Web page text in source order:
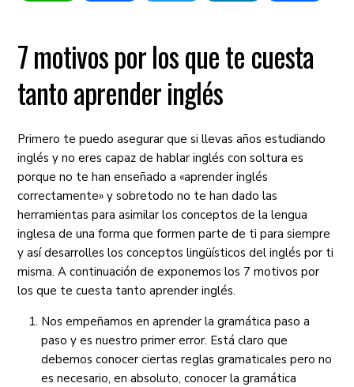
7 motivos por los que te cuesta
tanto aprender inglés
Primero te puedo asegurar que si llevas años estudiando
inglés y no eres capaz de hablar inglés con soltura es
porque no te han enseñado a «aprender inglés
correctamente» y sobretodo no te han dado las
herramientas para asimilar los conceptos de la lengua
inglesa de una forma que formen parte de ti para siempre
y así desarrolles los conceptos lingüísticos del inglés por ti
misma. A continuación de exponemos los 7 motivos por
los que te cuesta tanto aprender inglés.
Nos empeñamos en aprender la gramática paso a
paso y es nuestro primer error. Está claro que
debemos conocer ciertas reglas gramaticales pero no
es necesario, en absoluto, conocer la gramática